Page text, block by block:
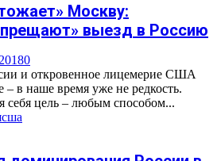
Москву:
выезд в Россию
0
и откровенное лицемерие США
в наше время уже не редкость.
себя цель – любым способом...
сша